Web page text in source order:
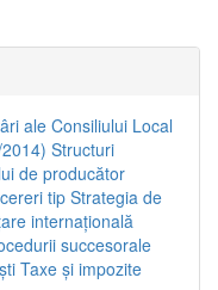
ale Consiliului Local
Structuri
de producător
tipStrategia de
internaţională
succesorale
Taxe şi impozite